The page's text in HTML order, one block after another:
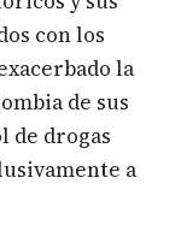
con los
la
de sus
de drogas
a